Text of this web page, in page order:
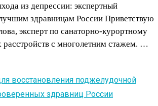
из депрессии: экспертный
здравницам России Приветствую
эксперт по санаторно-курортному
с многолетним стажем. …